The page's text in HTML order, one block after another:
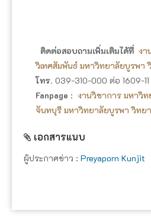
ติดต่อสอบถามเพิ่มเติมได้ที่ งา
วิเทศสัมพันธ์ มหาวิทยาลัยบูรพา
โทร. 039-310-000 ต่อ 1609-11
Fanpage : งานวิชาการ มหาวิ
จันทบุรี มหาวิทยาลัยบูรพา วิทย
เอกสารแนบ
ผู้ประกาศข่าว : Preyaporn Kunjit